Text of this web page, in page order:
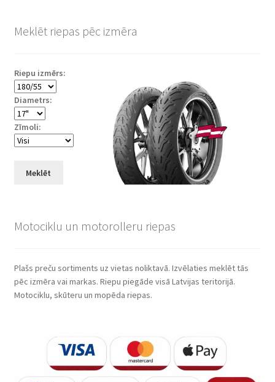
Meklēt riepas pēc izmēra
Riepu izmērs:
Diametrs:
Zīmoli:
Meklēt
Motociklu un motorolleru riepas
Plašs preču sortiments uz vietas noliktavā. Izvēlaties meklēt tās
pēc izmēra vai markas. Riepu piegāde visā Latvijas teritorijā.
Motociklu, skūteru un mopēda riepas.